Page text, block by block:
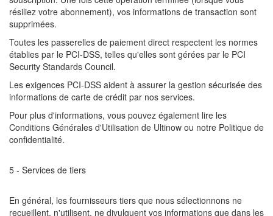
résiliez votre abonnement), vos informations de transaction sont
supprimées.
Toutes les passerelles de paiement direct respectent les normes
établies par le PCI-DSS, telles qu'elles sont gérées par le PCI
Security Standards Council.
Les exigences PCI-DSS aident à assurer la gestion sécurisée des
informations de carte de crédit par nos services.
Pour plus d'informations, vous pouvez également lire les
Conditions Générales d'Utilisation de Ultinow ou notre Politique de
confidentialité.
5 - Services de tiers
En général, les fournisseurs tiers que nous sélectionnons ne
recueillent, n'utilisent, ne divulguent vos informations que dans les